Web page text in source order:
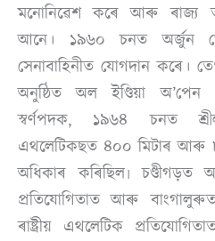
মনোনিৱেশ কৰে আৰু ৰাজ্য
আনে। ১৯৬০ চনত অৰ্জুন
সেনাবাহিনীত যোগদান কৰে।
অনুষ্ঠিত অল ইণ্ডিয়া
স্বৰ্ণপদক, ১৯৬৪ চনত
এথলেটিকছত ৪০০ মিটাৰ আৰু
অধিকাৰ কৰিছিল৷ চণ্ডীগড়ত
প্রতিযোগিতাত আৰু
ৰাষ্ট্রীয় এথলেটিক